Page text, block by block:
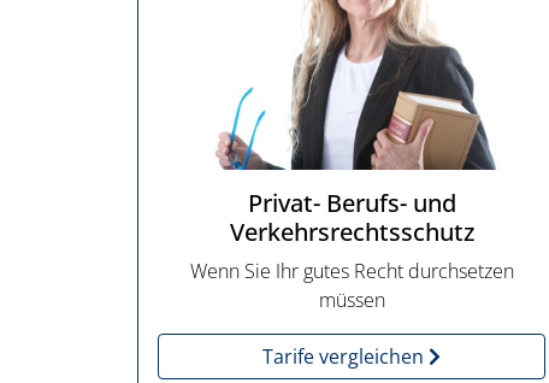
Privat- Berufs- und
Verkehrsrechtsschutz
Wenn Sie Ihr gutes Recht durchsetzen
müssen
Tarife vergleichen